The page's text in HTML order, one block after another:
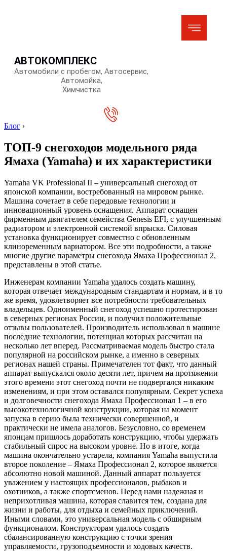
АВТОКОМПЛЕКС
Автомобили с пробегом, Автосервис,
Автомойка,
Химчистка
Блог ›
ТОП-9 снегоходов модельного ряда
Ямаха (Yamaha) и их характеристики
Yamaha VK Professional II – универсальный снегоход от
японской компании, востребованный на мировом рынке.
Машина сочетает в себе передовые технологии и
инновационный уровень оснащения. Аппарат оснащен
фирменным двигателем семейства Genesis EFI, с улучшенным
радиатором и электронной системой впрыска. Силовая
установка функционирует совместно с обновленным
клиноременным вариатором. Все эти подробности, а также
многие другие параметры снегохода Ямаха Профессионал 2,
представлены в этой статье.
Инженерам компании Yamaha удалось создать машину,
которая отвечает международным стандартам и нормам, и в то
же время, удовлетворяет все потребности требовательных
владельцев. Одноименный снегоход успешно протестирован
в северных регионах России, и получил положительные
отзывы пользователей. Производитель использовал в машине
последние технологии, потенциал которых рассчитан на
несколько лет вперед. Рассматриваемая модель быстро стала
популярной на российском рынке, а именно в северных
регионах нашей страны. Примечателен тот факт, что данный
аппарат выпускался около десяти лет, причем на протяжении
этого времени этот снегоход почти не подвергался никаким
изменениям, и при этом оставался популярным. Секрет успеха
и долговечности снегохода Ямаха Профессионал 1 – в его
высокотехнологичной конструкции, которая на момент
запуска в серию была технически совершенной, и
практически не имела аналогов. Безусловно, со временем
японцам пришлось доработать конструкцию, чтобы удержать
стабильный спрос на высоком уровне. Но в итоге, когда
машина окончательно устарела, компания Yamaha выпустила
второе поколение – Ямаха Профессионал 2, которое является
абсолютно новой машиной. Данный аппарат пользуется
уважением у настоящих профессионалов, рыбаков и
охотников, а также спортсменов. Перед нами надежная и
неприхотливая машина, которая славится тем, создана для
жизни и работы, для отдыха и семейных приключений.
Иными словами, это универсальная модель с обширным
функционалом. Конструкторам удалось создать
сбалансированную конструкцию с точки зрения
управляемости, грузоподъемности и ходовых качеств.